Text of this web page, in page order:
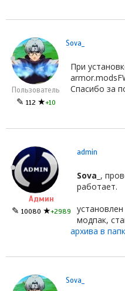
Пользователь
✎ 112 ★+10
Sova_
При
Спасибо за
Админ
✎ 10080 ★+2989
admin
Sova_ ,
работает.
модпак,
архива в
Sova_